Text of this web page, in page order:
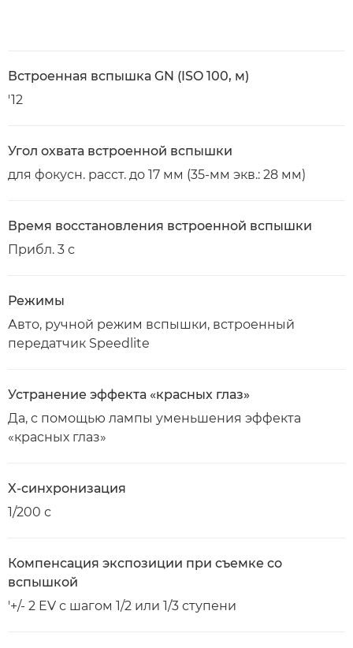
Встроенная вспышка GN (ISO 100, м)
'12
Угол охвата встроенной вспышки
для фокусн. расст. до 17 мм (35-мм экв.: 28 мм)
Время восстановления встроенной вспышки
Прибл. 3 с
Режимы
Авто, ручной режим вспышки, встроенный
передатчик Speedlite
Устранение эффекта «красных глаз»
Да, с помощью лампы уменьшения эффекта
«красных глаз»
X-синхронизация
1/200 с
Компенсация экспозиции при съемке со
вспышкой
'+/- 2 EV с шагом 1/2 или 1/3 ступени